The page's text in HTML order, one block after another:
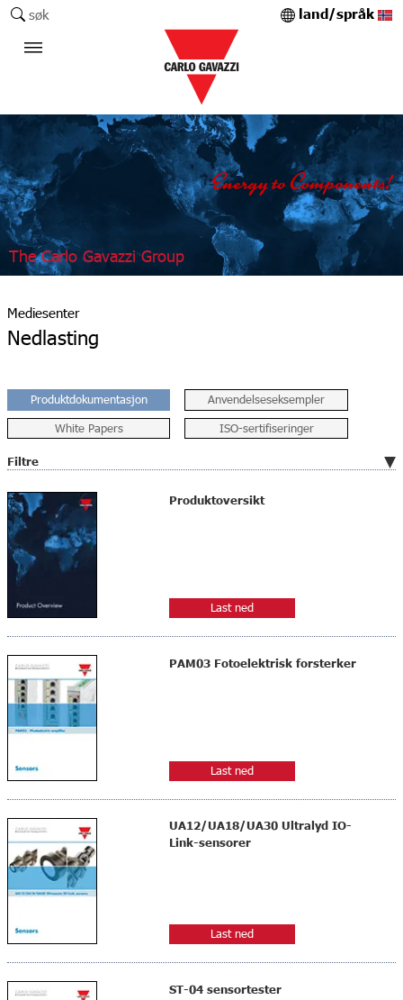
søk land/språk
The Carlo Gavazzi Group
Mediesenter
Nedlasting
Produktdokumentasjon
Anvendelseseksempler
White Papers
ISO-sertifiseringer
Filtre
Produktoversikt
Last ned
PAM03 Fotoelektrisk forsterker
Last ned
UA12/UA18/UA30 Ultralyd IO-
Link-sensorer
Last ned
ST-04 sensortester